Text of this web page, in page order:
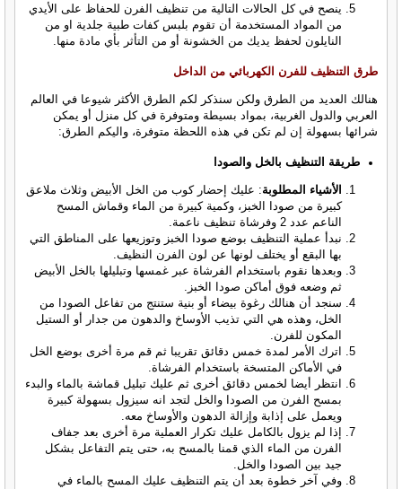
ينصح في كل الحالات التالية من تنظيف الفرن للحفاظ على الأيدي
من المواد المستخدمة أن تقوم بلبس كفات طبية جلدية او من
النايلون لحفظ يديك من الخشونة أو من التأثر بأي مادة منها.
طرق التنظيف للفرن الكهربائي من الداخل
هنالك العديد من الطرق ولكن سنذكر لكم الطرق الأكثر شيوعا في العالم
العربي والدول الغربية، بمواد بسيطة ومتوفرة في كل منزل أو يمكن
شرائها بسهولة إن لم تكن في هذه اللحظة متوفرة، واليكم الطرق:
طريقة التنظيف بالخل والصودا
الأشياء المطلوبة: عليك إحضار كوب من الخل الأبيض وثلاث ملاعق
كبيرة من صودا الخبز، وكمية كبيرة من الماء وقماش المسح
الناعم عدد 2 وفرشاة تنظيف ناعمة.
نبدأ عملية التنظيف بوضع صودا الخبز وتوزيعها على المناطق التي
بها البقع أو يختلف لونها عن لون الفرن النظيف.
وبعدها نقوم باستخدام الفرشاة عبر غمسها وتبليلها بالخل الأبيض
ثم وضعه فوق أماكن صودا الخبز.
سنجد أن هنالك رغوة بيضاء أو بنية ستنتج من تفاعل الصودا من
الخل، وهذه هي التي تذيب الأوساخ والدهون من جدار أو الستيل
المكون للفرن.
اترك الأمر لمدة خمس دقائق تقريبا ثم قم مرة أخرى بوضع الخل
في الأماكن المتسخة باستخدام الفرشاة.
انتظر أيضا لخمس دقائق أخرى ثم عليك تبليل قماشة بالماء والبدء
بمسح الفرن من الصودا والخل لتجد انه سيزول بسهولة كبيرة
ويعمل على إذابة وإزالة الدهون والأوساخ معه.
إذا لم يزول بالكامل عليك تكرار العملية مرة أخرى بعد جفاف
الفرن من الماء الذي قمنا بالمسح به، حتى يتم التفاعل بشكل
جيد بين الصودا والخل.
وفي آخر خطوة بعد أن يتم التنظيف عليك المسح بالماء في